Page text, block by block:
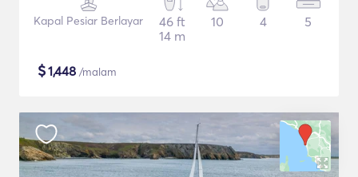
Kapal Pesiar Berlayar
46 ft
14 m
10 4 5
$1,448 /malam